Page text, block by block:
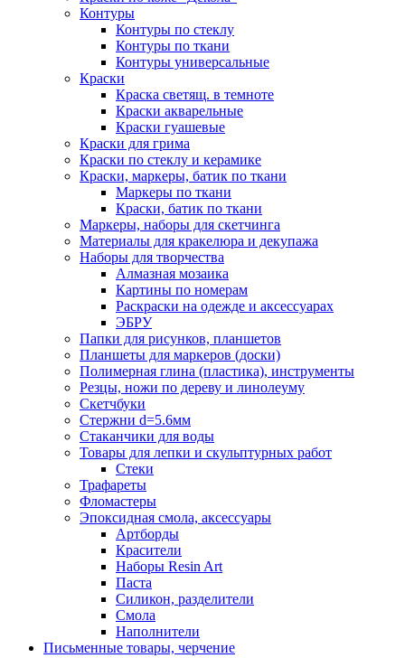
Контуры
Контуры по стеклу
Контуры по ткани
Контуры универсальные
Краски
Краска светящ. в темноте
Краски акварельные
Краски гуашевые
Краски для грима
Краски по стеклу и керамике
Краски, маркеры, батик по ткани
Маркеры по ткани
Краски, батик по ткани
Маркеры, наборы для скетчинга
Материалы для кракелюра и декупажа
Наборы для творчества
Алмазная мозаика
Картины по номерам
Раскраски на одежде и аксессуарах
ЭБРУ
Папки для рисунков, планшетов
Планшеты для маркеров (доски)
Полимерная глина (пластика), инструменты
Резцы, ножи по дереву и линолеуму
Скетчбуки
Стержни d=5.6мм
Стаканчики для воды
Товары для лепки и скульптурных работ
Стеки
Трафареты
Фломастеры
Эпоксидная смола, аксессуары
Артборды
Красители
Наборы Resin Art
Паста
Силикон, разделители
Смола
Наполнители
Письменные товары, черчение